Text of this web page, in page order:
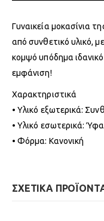
Γυναικεία μοκασίνια
από συνθετικό υλικό,
κομψό υπόδημα
εμφάνιση!
Χαρακτηριστικά
• Υλικό εξωτερικά:
• Υλικό εσωτερικά:
• Φόρμα: Κανονική
ΣΧΕΤΙΚΑ